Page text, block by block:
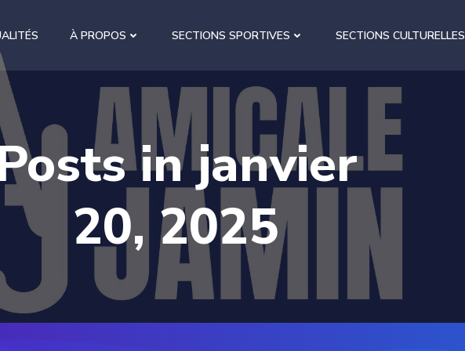
À PROPOS SECTIONS SPORTIVES SECTIONS CULTURELLES
in janvier
20, 2025